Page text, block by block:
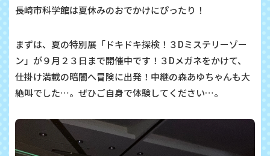
長崎市科学館は夏休みのおでかけにぴったり！
まずは、夏の特別展「ドキドキ探検！３Dミステリーゾー
ン」が９月２３日まで開催中です！３Dメガネをかけて、
仕掛け満載の暗闇へ冒険に出発！中継の森あゆちゃんも大
絶叫でした…。ぜひご自身で体験してください…。